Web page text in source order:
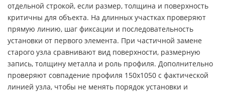
отдельной строкой, если размер, толщина и поверхность
критичны для объекта. На длинных участках проверяют
прямую линию, шаг фиксации и последовательность
установки от первого элемента. При частичной замене
старого узла сравнивают вид поверхности, размерную
запись, толщину металла и роль профиля. Дополнительно
проверяют совпадение профиля 150х1050 с фактической
линией узла, чтобы не менять порядок установки и